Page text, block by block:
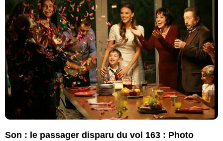
Son : le passager disparu du vol 163 : Photo